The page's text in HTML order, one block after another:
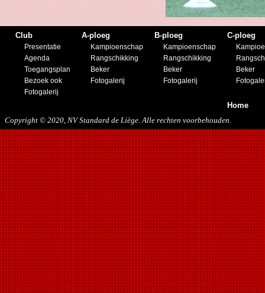
Club
Presentatie
Agenda
Toegangsplan
Bezoek ook
Fotogalerij
A-ploeg
Kampioenschap
Rangschikking
Beker
Fotogalerij
B-ploeg
Kampioenschap
Rangschikking
Beker
Fotogalerij
C-ploeg
Beker
Home
Copyright © 2020, NV Standard de Liège. Alle rechten voorbehouden.